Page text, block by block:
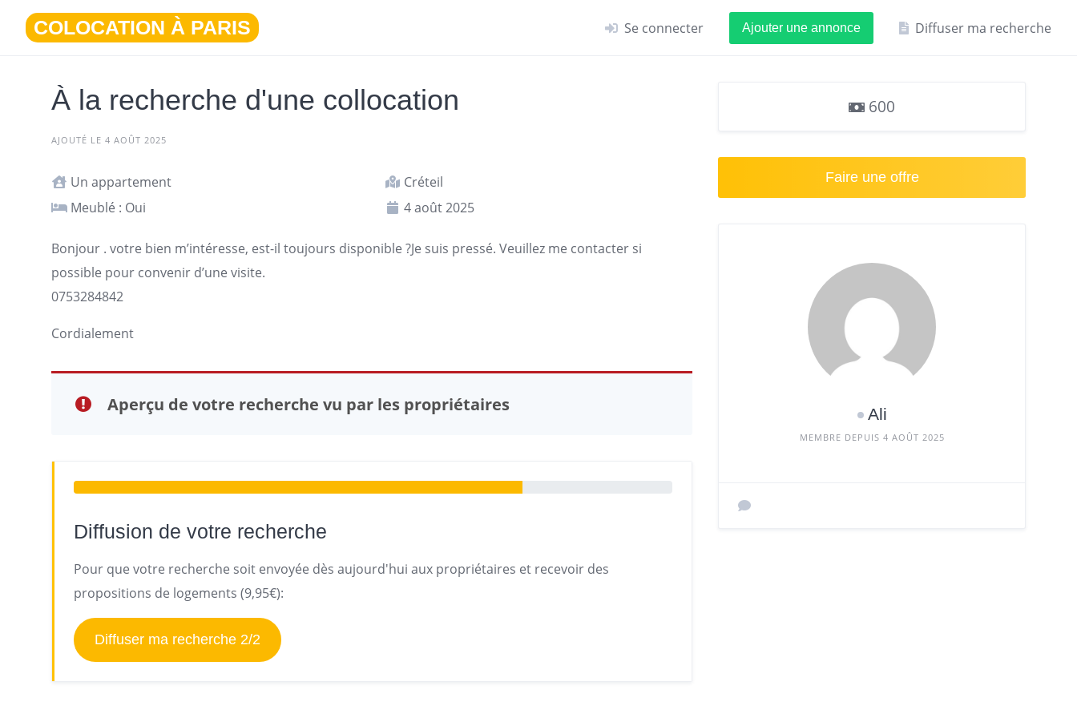
contenu
COLOCATION À PARIS Se connecter Ajouter une annonce Diffuser ma recherche
À la recherche d'une collocation
AJOUTÉ LE 4 AOÛT 2025
Un appartement
Créteil
Meublé : Oui
4 août 2025
Bonjour . votre bien m’intéresse, est-il toujours disponible ?Je suis pressé. Veuillez me contacter si
possible pour convenir d’une visite.
0753284842
Cordialement
Aperçu de votre recherche vu par les propriétaires
Diffusion de votre recherche
Pour que votre recherche soit envoyée dès aujourd'hui aux propriétaires et recevoir des
propositions de logements (9,95€):
Diffuser ma recherche 2/2
600
Faire une offre
Ali
MEMBRE DEPUIS 4 AOÛT 2025